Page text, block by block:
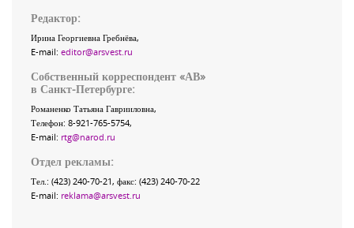
Редактор:
Ирина Георгиевна Гребнёва,
E-mail: editor@arsvest.ru
Собственный корреспондент «АВ»
в Санкт-Петербурге:
Романенко Татьяна Гаврииловна,
Телефон: 8-921-765-5754,
E-mail: rtg@narod.ru
Отдел рекламы:
Тел.: (423) 240-70-21, факс: (423) 240-70-22
E-mail: reklama@arsvest.ru